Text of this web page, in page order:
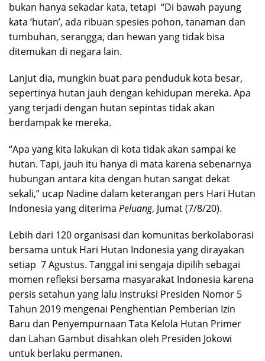
bukan hanya sekadar kata, tetapi “Di bawah payung
kata ‘hutan’, ada ribuan spesies pohon, tanaman dan
tumbuhan, serangga, dan hewan yang tidak bisa
ditemukan di negara lain.
Lanjut dia, mungkin buat para penduduk kota besar,
sepertinya hutan jauh dengan kehidupan mereka. Apa
yang terjadi dengan hutan sepintas tidak akan
berdampak ke mereka.
“Apa yang kita lakukan di kota tidak akan sampai ke
hutan. Tapi, jauh itu hanya di mata karena sebenarnya
hubungan antara kita dengan hutan sangat dekat
sekali,” ucap Nadine dalam keterangan pers Hari Hutan
Indonesia yang diterima Peluang, Jumat (7/8/20).
Lebih dari 120 organisasi dan komunitas berkolaborasi
bersama untuk Hari Hutan Indonesia yang dirayakan
setiap 7 Agustus. Tanggal ini sengaja dipilih sebagai
momen refleksi bersama masyarakat Indonesia karena
persis setahun yang lalu Instruksi Presiden Nomor 5
Tahun 2019 mengenai Penghentian Pemberian Izin
Baru dan Penyempurnaan Tata Kelola Hutan Primer
dan Lahan Gambut disahkan oleh Presiden Jokowi
untuk berlaku permanen.